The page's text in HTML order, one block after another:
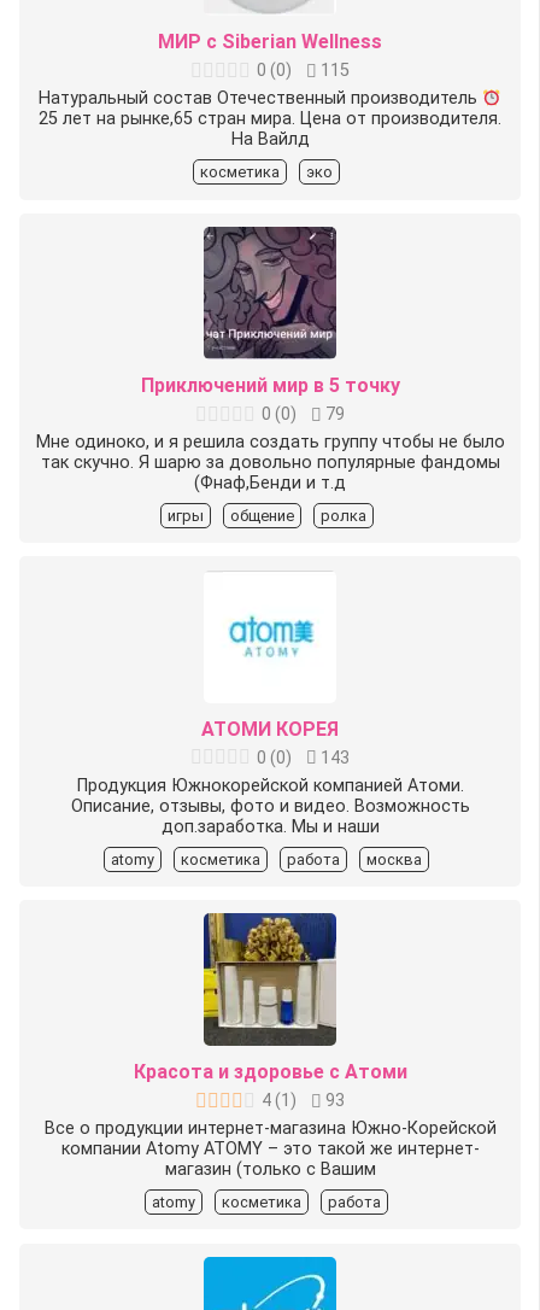
МИР с Siberian Wellness
0 (0)
115
Натуральный состав Отечественный производитель
25 лет на рынке,65 стран мира. Цена от производителя.
На Вайлд
косметика эко
Приключений мир в 5 точку
0 (0)
79
Мне одиноко, и я решила создать группу чтобы не было
так скучно. Я шарю за довольно популярные фандомы
(Фнаф,Бенди и т.д
игры общение ролка
АТОМИ КОРЕЯ
0 (0)
143
️Продукция Южнокорейской компанией Атоми.
️Описание, отзывы, фото и видео. ️Возможность
доп.заработка. Мы и наши
atomy косметика работа москва
Красота и здоровье с Атоми
4(1 )
93
Все о продукции интернет-магазина Южно-Корейской
компании Atomy ATOMY – это такой же интернет-
магазин (только с Вашим
atomy косметика работа